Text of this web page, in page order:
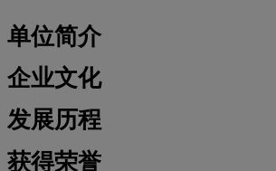
单位简介
企业文化
发展历程
获得荣誉